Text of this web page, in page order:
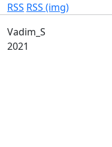
RSS RSS (img)
Vadim_S
2021